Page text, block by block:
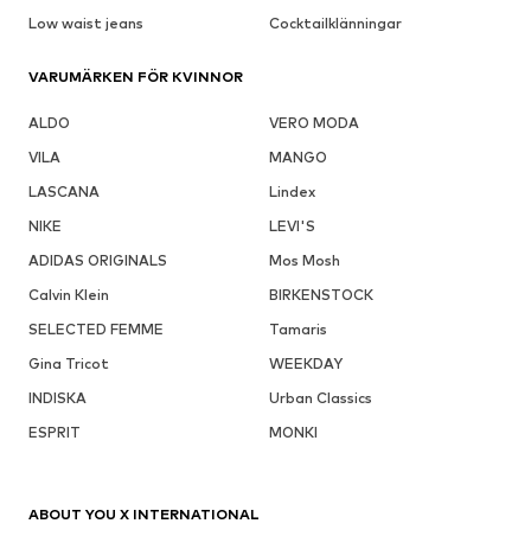
Low waist jeans
Cocktailklänningar
VARUMÄRKEN FÖR KVINNOR
ALDO
VERO MODA
VILA
MANGO
LASCANA
Lindex
NIKE
LEVI'S
ADIDAS ORIGINALS
Mos Mosh
Calvin Klein
BIRKENSTOCK
SELECTED FEMME
Tamaris
Gina Tricot
WEEKDAY
INDISKA
Urban Classics
ESPRIT
MONKI
ABOUT YOU X INTERNATIONAL